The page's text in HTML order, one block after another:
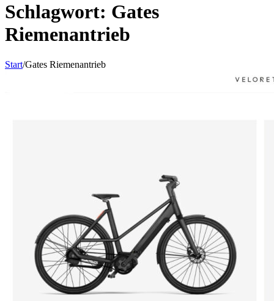
Schlagwort: Gates
Riemenantrieb
Start/Gates Riemenantrieb